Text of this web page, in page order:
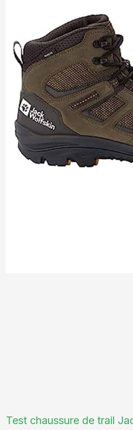
Test chaussure de trail